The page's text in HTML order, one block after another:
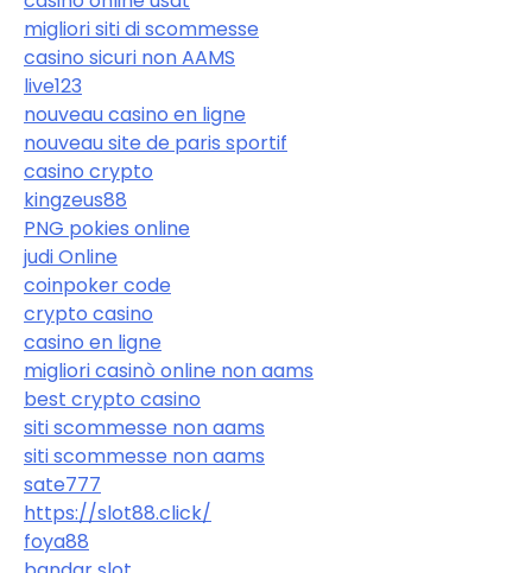
migliori siti di scommesse
casino sicuri non AAMS
live123
nouveau casino en ligne
nouveau site de paris sportif
casino crypto
kingzeus88
PNG pokies online
judi Online
coinpoker code
crypto casino
casino en ligne
migliori casinò online non aams
best crypto casino
siti scommesse non aams
siti scommesse non aams
sate777
https://slot88.click/
foya88